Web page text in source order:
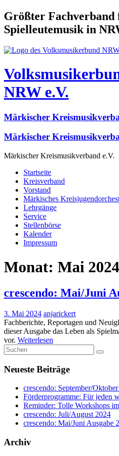
Größter Fachverband
Spielleutemusik in
NRW e.V.
Märkischer
Märkischer
Märkischer Kreismusikverband e.V.
Startseite
Kreisverband
Vorstand
Märkisches
Lehrgänge
Service
Stellenbörse
Kalender
Impressum
Monat: Mai 2024
crescendo: Mai/Juni
3. Mai 2024 anjarickert
Fachberichte, Reportagen und
dieser Ausgabe das Leben als
vor. Weiterlesen
Neueste Beiträge
crescendo: September/
Förderprogramme: Für jeden
Reminder: Tolle Workshops
crescendo: Juli/August 2024
crescendo: Mai/Juni Ausgabe
Archiv